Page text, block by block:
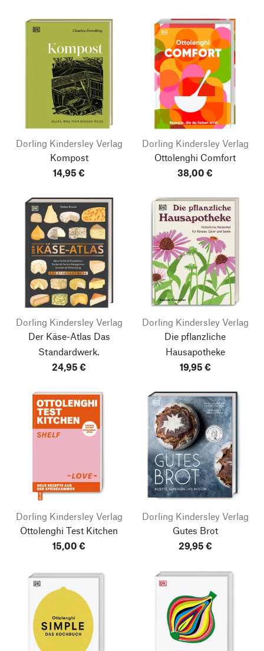
Dorling Kindersley Verlag
Kompost
14,95 €
Dorling Kindersley Verlag
Ottolenghi Comfort
38,00 €
Dorling Kindersley Verlag
Der Käse-Atlas Das
Standardwerk.
24,95 €
Dorling Kindersley Verlag
Die pflanzliche
Hausapotheke
19,95 €
Dorling Kindersley Verlag
Ottolenghi Test Kitchen
15,00 €
Dorling Kindersley Verlag
Gutes Brot
29,95 €